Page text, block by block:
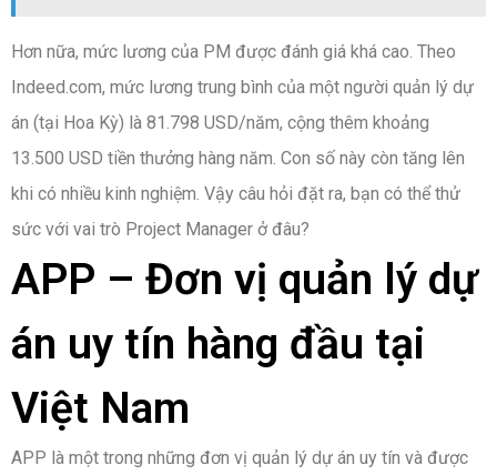
Hơn nữa, mức lương của PM được đánh giá khá cao. Theo
Indeed.com, mức lương trung bình của một người quản lý dự
án (tại Hoa Kỳ) là 81.798 USD/năm, cộng thêm khoảng
13.500 USD tiền thưởng hàng năm. Con số này còn tăng lên
khi có nhiều kinh nghiệm. Vậy câu hỏi đặt ra, bạn có thể thử
sức với vai trò Project Manager ở đâu?
APP – Đơn vị quản lý dự
án uy tín hàng đầu tại
Việt Nam
APP là một trong những đơn vị quản lý dự án uy tín và được